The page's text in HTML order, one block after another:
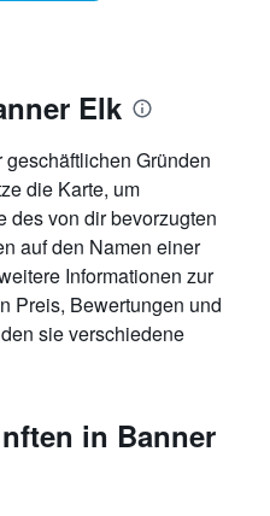
Elk
Gründen
die Karte, um
des von dir bevorzugten
auf den Namen einer
Informationen zur
Preis, Bewertungen und
sie verschiedene
in Banner